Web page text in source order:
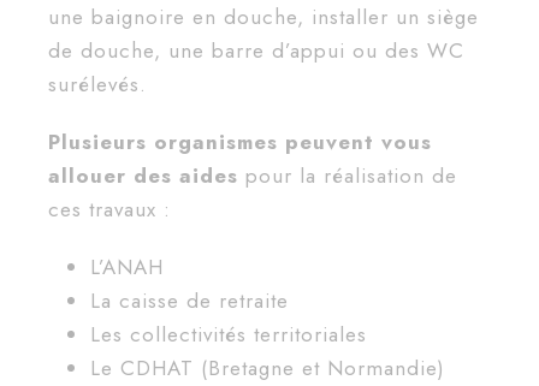
une baignoire en douche, installer un siège
de douche, une barre d’appui ou des WC
surélevés.
Plusieurs organismes peuvent vous
allouer des aides pour la réalisation de
ces travaux :
L’ANAH
La caisse de retraite
Les collectivités territoriales
Le CDHAT (Bretagne et Normandie)